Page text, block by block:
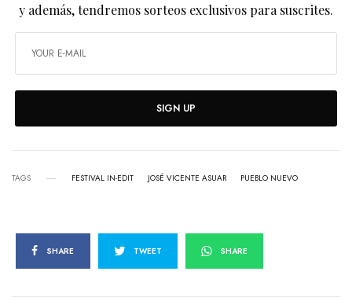
y además, tendremos sorteos exclusivos para suscrites.
SIGN UP
TAGS FESTIVAL IN-EDIT JOSÉ VICENTE ASUAR PUEBLO NUEVO
SHARE TWEET SHARE